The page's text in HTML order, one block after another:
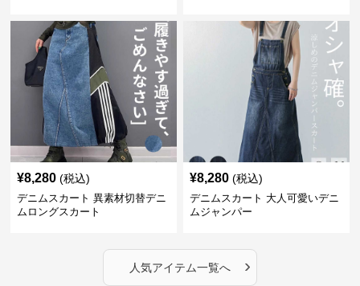
¥8,280 (税込)
デニムスカート 異素材切替デニ
ムロングスカート
¥8,280 (税込)
デニムスカート 大人可愛いデニ
ムジャンパー
人気アイテム一覧へ ›